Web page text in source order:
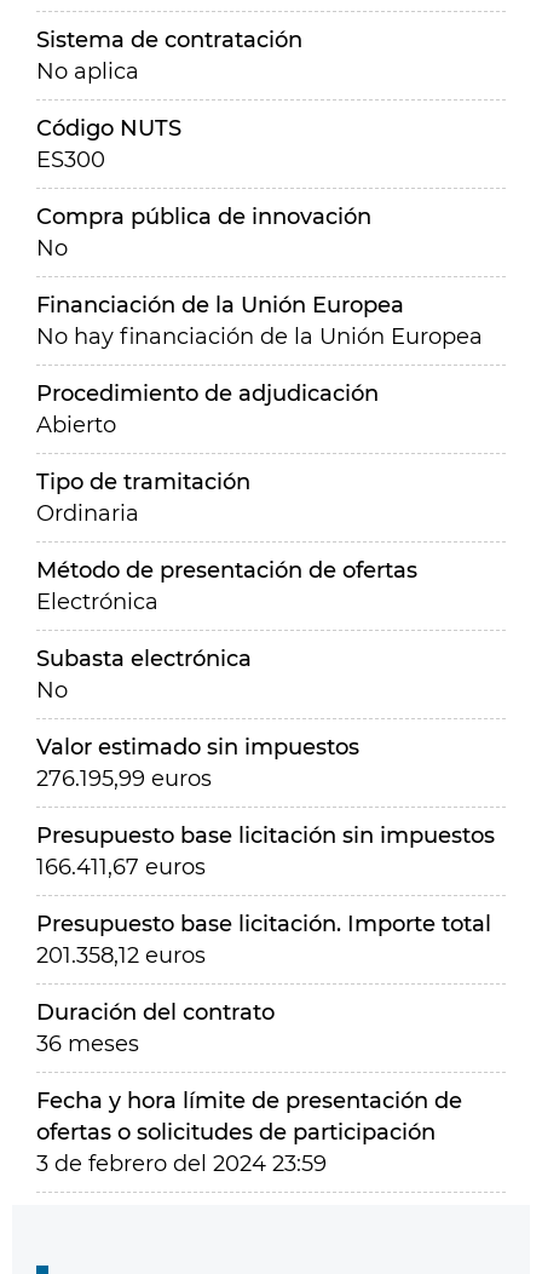
Sistema de contratación
No aplica
Código NUTS
ES300
Compra pública de innovación
No
Financiación de la Unión Europea
No hay financiación de la Unión Europea
Procedimiento de adjudicación
Abierto
Tipo de tramitación
Ordinaria
Método de presentación de ofertas
Electrónica
Subasta electrónica
No
Valor estimado sin impuestos
276.195,99 euros
Presupuesto base licitación sin impuestos
166.411,67 euros
Presupuesto base licitación. Importe total
201.358,12 euros
Duración del contrato
36 meses
Fecha y hora límite de presentación de
ofertas o solicitudes de participación
3 de febrero del 2024 23:59